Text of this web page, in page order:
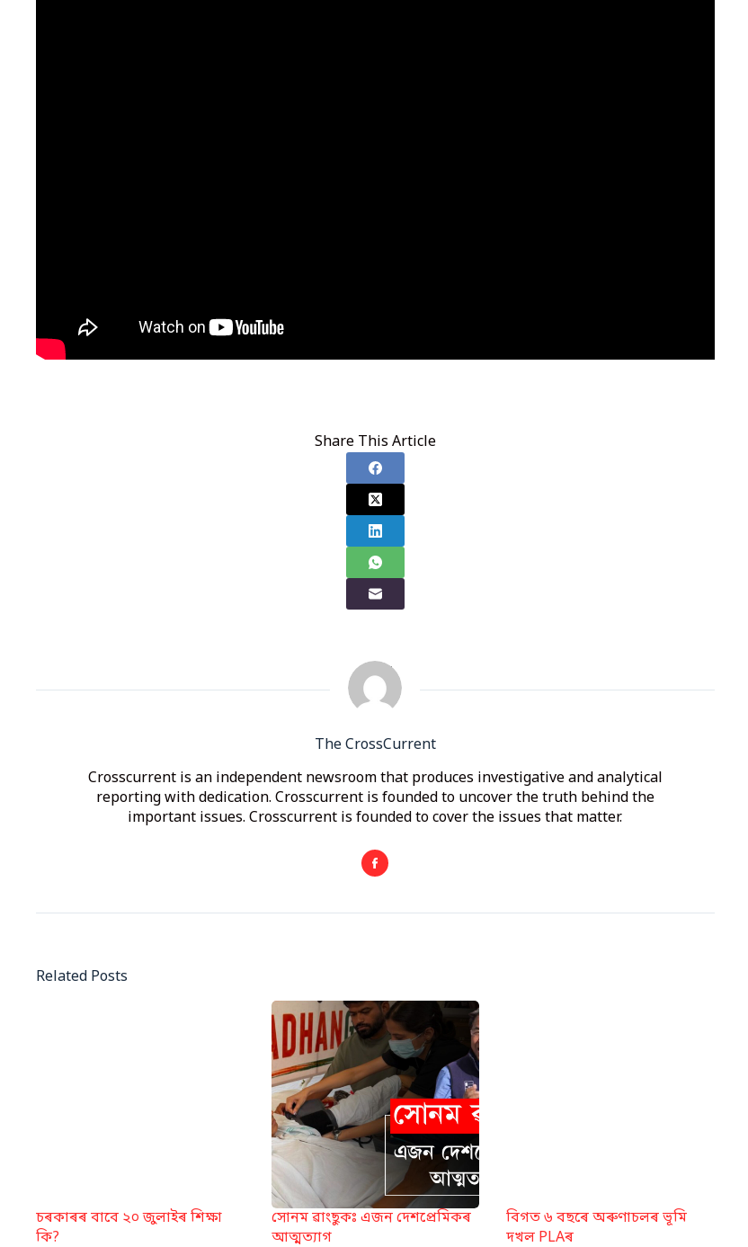
Share This Article
The CrossCurrent
Crosscurrent is an independent newsroom that produces investigative and analytical
reporting with dedication. Crosscurrent is founded to uncover the truth behind the
important issues. Crosscurrent is founded to cover the issues that matter.
Related Posts
চৰকাৰৰ বাবে ২০ জুলাইৰ শিক্ষা
কি?
সোনম ৱাংছুকঃ এজন দেশপ্ৰেমিকৰ
আত্মত্যাগ
বিগত ৬ বছৰে অৰুণাচলৰ ভূমি
দখল PLAৰ